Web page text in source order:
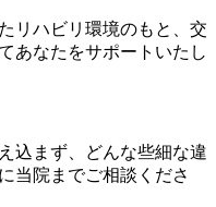
リハビリ環境のもと、交
あなたをサポートいたし
込まず、どんな些細な違
当院までご相談くださ